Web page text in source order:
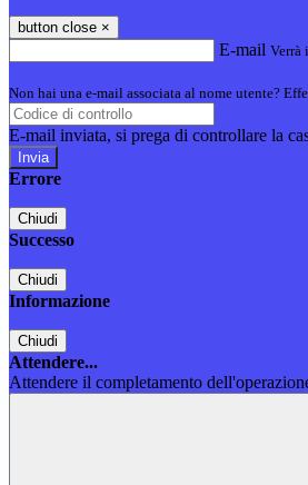
button close ×
E-mail Verrà
Non hai una e-mail associata al nome utente?
E-mail inviata, si prega di controllare la
Errore
Chiudi
Successo
Chiudi
Informazione
Chiudi
Attendere...
Attendere il completamento